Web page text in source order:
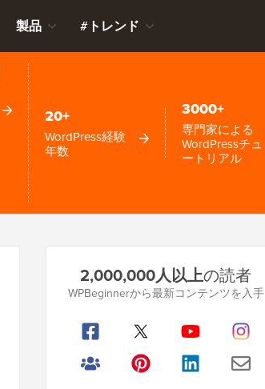
製品 #トレンド
20+
WordPress経験
年数
3000+
専門家による
WordPressチュ
ートリアル
2,000,000人以上の読者
WPBeginnerから最新コンテンツを入手